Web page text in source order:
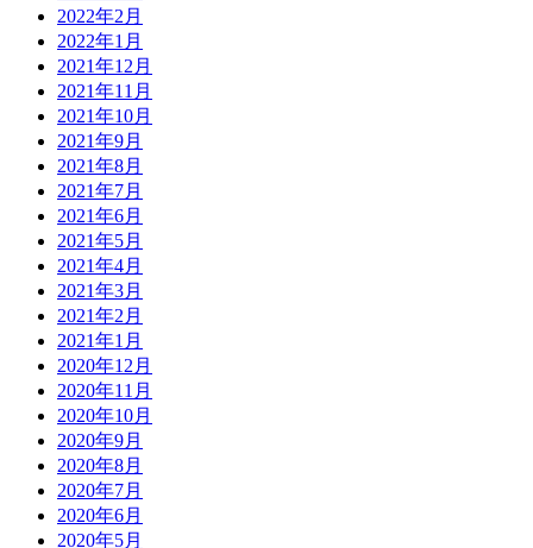
2022年2月
2022年1月
2021年12月
2021年11月
2021年10月
2021年9月
2021年8月
2021年7月
2021年6月
2021年5月
2021年4月
2021年3月
2021年2月
2021年1月
2020年12月
2020年11月
2020年10月
2020年9月
2020年8月
2020年7月
2020年6月
2020年5月